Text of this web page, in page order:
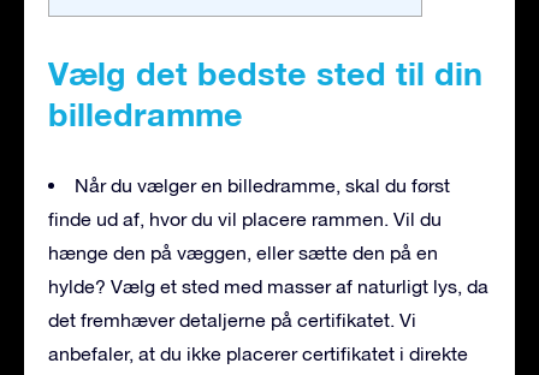
Vælg det bedste sted til din
billedramme
Når du vælger en billedramme, skal du først
finde ud af, hvor du vil placere rammen. Vil du
hænge den på væggen, eller sætte den på en
hylde? Vælg et sted med masser af naturligt lys, da
det fremhæver detaljerne på certifikatet. Vi
anbefaler, at du ikke placerer certifikatet i direkte